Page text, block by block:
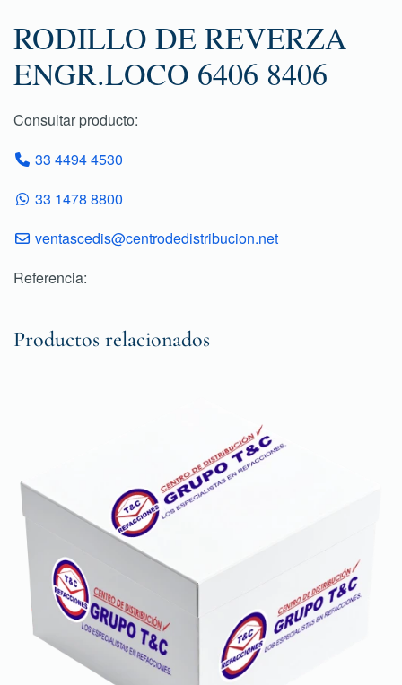
RODILLO DE REVERZA
ENGR.LOCO 6406 8406
Consultar producto:
33 4494 4530
33 1478 8800
ventascedis@centrodedistribucion.net
Referencia:
Productos relacionados